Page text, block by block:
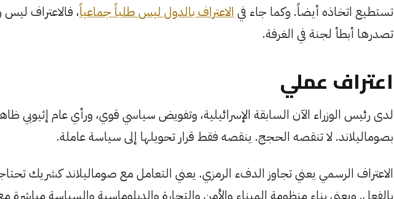
تستطيع اتخاذه أيضاً. وكما جاء فيالاعتراف بالدول ليس طلباً جماعياً، فالاعتراف
تصدرها أبطأ لجنة في الغرفة.
اعتراف عملي
لدى رئيس الوزراء الآن السابقة الإسرائيلية، وتفويض سياسي قوي، ورأي عام إثيوبي
بصوماليلاند. لا تنقصه الحجج. ينقصه فقط قرار تحويلها إلى سياسة عاملة.
الاعتراف الرسمي يعني تجاوز الدفء الرمزي. يعني التعامل مع صوماليلاند كشريك
بالفعل. ويعني بناء منظومة الميناء والأمن والتجارة والدبلوماسية والسياسة مباشرة